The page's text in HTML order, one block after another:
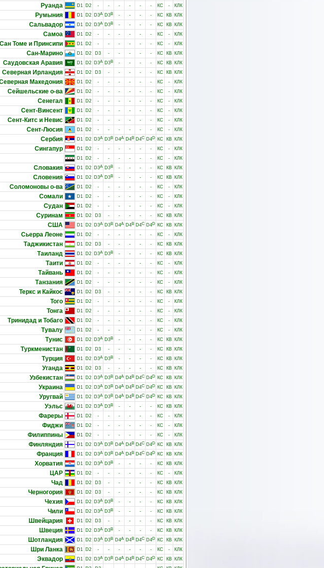
Руанда D1 D2 - - - - - - КС - КЛК
Румыния D1 D2 D3A D3B - - - - КС КВ КЛК
Сальвадор D1 D2 D3A D3B - - - - КС КВ КЛК
Самоа D1 D2 - - - - - - КС - КЛК
Сан Томе и Принсипи D1 D2 - - - - - - КС - КЛК
Сан-Марино D1 D2 D3 - - - - - КС КВ КЛК
Саудовская Аравия D1 D2 D3A D3B - - - - КС КВ КЛК
Северная Ирландия D1 D2 D3 - - - - - КС КВ КЛК
Македония D1 D2 - - - - - - КС - КЛК
Сейшельские о-ва D1 D2 - - - - - - КС - КЛК
Сенегал D1 D2 - - - - - - КС - КЛК
Сент-Винсент D1 D2 - - - - - - КС - КЛК
Сент-Китс и Невис D1 D2 - - - - - - КС - КЛК
Сент-Люсия D1 D2 - - - - - - КС - КЛК
Сербия D1 D2 D3A D3B D4A D4B D4C D4D КС КВ КЛК
Сингапур D1 D2 - - - - - - КС -
КЛК
D1 D2 - - - - - - КС - КЛК
Словакия D1 D2 D3A D3B - - - - КС КВ КЛК
Словения D1 D2 D3A D3B - - - - КС КВ КЛК
Соломоновы о-ва D1 D2 - - - - - - КС - КЛК
Сомали D1 D2 - - - - - - КС - КЛК
Судан D1 D2 - - - - - - КС - КЛК
Суринам D1 D2 D3 - - - - - КС КВ КЛК
США D1 D2 D3A D3B D4A D4B D4C D4D КС КВ КЛК
Сьерра Леоне D1 D2 - - - - - - КС - КЛК
Таджикистан D1 D2 D3 - - - - - КС КВ КЛК
Таиланд D1 D2 D3A D3B - - - - КС КВ КЛК
Таити D1 D2 - - - - - - КС - КЛК
Тайвань D1 D2 - - - - - - КС - КЛК
Танзания D1 D2 - - - - - - КС - КЛК
Теркс и Кайкос D1 D2 D3 - - - - - КС КВ КЛК
Того D1 D2 - - - - - - КС - КЛК
Тонга D1 D2 - - - - - - КС - КЛК
Тринидад и Тобаго D1 D2 - - - - - - КС - КЛК
Тувалу D1 D2 - - - - - - КС - КЛК
Тунис D1 D2 D3A D3B - - - - КС КВ КЛК
Туркменистан D1 D2 D3 - - - - - КС КВ КЛК
Турция D1 D2 D3A D3B - - - - КС КВ КЛК
Уганда D1 D2 D3 - - - - - КС КВ КЛК
Узбекистан D1 D2 D3A D3B D4A D4B D4C D4D КС КВ КЛК
Украина D1 D2 D3A D3B D4A D4B D4C D4D КС КВ КЛК
Уругвай D1 D2 D3A D3B D4A D4B D4C D4D КС КВ КЛК
Уэльс D1 D2 D3A D3B - - - - КС КВ КЛК
Фареры D1 D2 - - - - - - КС - КЛК
Фиджи D1 D2 - - - - - - КС - КЛК
Филиппины D1 D2 - - - - - - КС - КЛК
Финляндия D1 D2 D3A D3B D4A D4B D4C D4D КС КВ КЛК
Франция D1 D2 D3A D3B D4A D4B D4C D4D КС КВ КЛК
Хорватия D1 D2 D3A D3B - - - - КС КВ КЛК
ЦАР D1 D2 - - - - - - КС - КЛК
Чад D1 D2 D3 - - - - - КС КВ КЛК
Черногория D1 D2 D3 - - - - - КС КВ КЛК
Чехия D1 D2 D3A D3B - - - - КС КВ КЛК
Чили D1 D2 D3A D3B - - - - КС КВ КЛК
Швейцария D1 D2 D3 - - - - - КС КВ КЛК
Швеция D1 D2 D3A D3B - - - - КС КВ КЛК
Шотландия D1 D2 D3A D3B D4A D4B D4C D4D КС КВ КЛК
Шри Ланка D1 D2 - - - - - - КС - КЛК
Эквадор D1 D2 D3A D3B D4A D4B D4C D4D КС КВ КЛК